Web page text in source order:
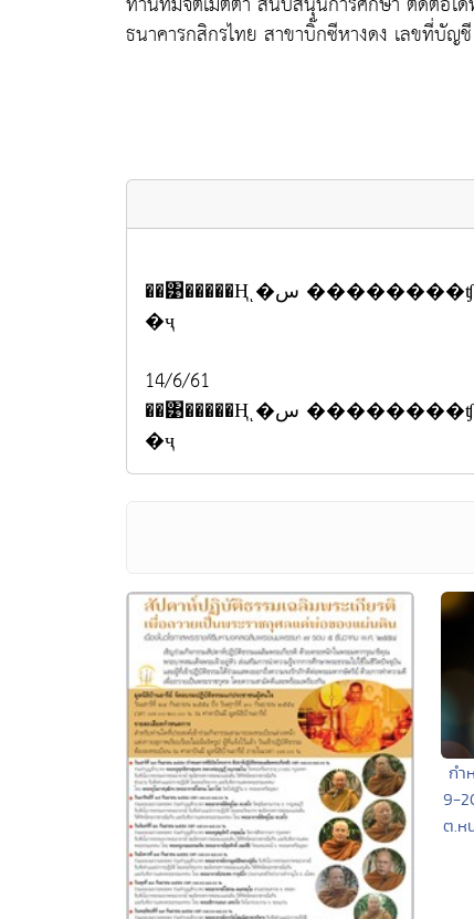
ธนาคารกสิกรไทย สาขาบิ๊กซีหางดง เลขที่บัญ
��͹�����Ңͺ�س ��������ʧ���͡��� ����ʹѺʹع�ع����֡�� 5
�ҷ
14/6/61
��͹�����Ңͺ�س ��������ʧ���͡��� ����ʹѺʹع�ع����֡�� 1,000
�ҷ
กำ
9-
ต.ห